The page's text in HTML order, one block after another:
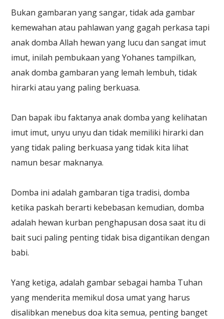
Bukan gambaran yang sangar, tidak ada gambar
kemewahan atau pahlawan yang gagah perkasa tapi
anak domba Allah hewan yang lucu dan sangat imut
imut, inilah pembukaan yang Yohanes tampilkan,
anak domba gambaran yang lemah lembuh, tidak
hirarki atau yang paling berkuasa.
Dan bapak ibu faktanya anak domba yang kelihatan
imut imut, unyu unyu dan tidak memiliki hirarki dan
yang tidak paling berkuasa yang tidak kita lihat
namun besar maknanya.
Domba ini adalah gambaran tiga tradisi, domba
ketika paskah berarti kebebasan kemudian, domba
adalah hewan kurban penghapusan dosa saat itu di
bait suci paling penting tidak bisa digantikan dengan
babi.
Yang ketiga, adalah gambar sebagai hamba Tuhan
yang menderita memikul dosa umat yang harus
disalibkan menebus doa kita semua, penting banget